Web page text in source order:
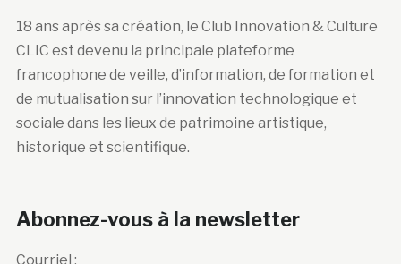
18 ans après sa création, le Club Innovation & Culture
CLIC est devenu la principale plateforme
francophone de veille, d’information, de formation et
de mutualisation sur l’innovation technologique et
sociale dans les lieux de patrimoine artistique,
historique et scientifique.
Abonnez-vous à la newsletter
Courriel :